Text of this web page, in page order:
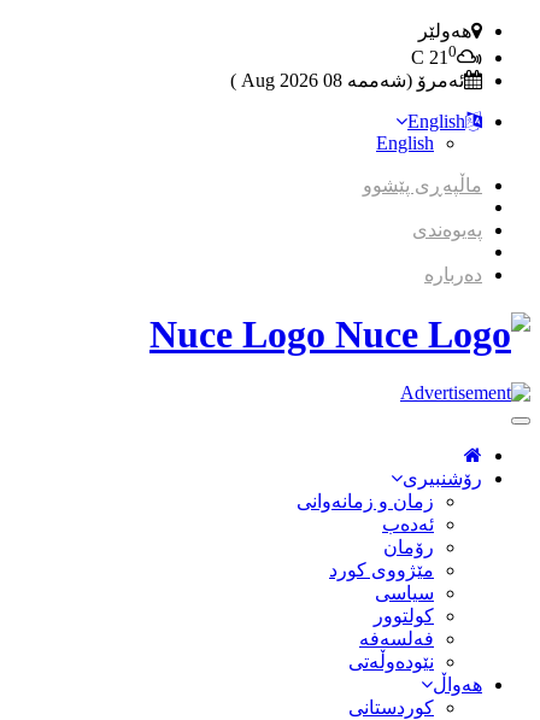
هەولێر
21 0
ئەمرۆ (شەممە 08 2026 Aug )
English
English
ماڵپەڕی پێشوو
پەیوەندی
دەربارە
Nuce Logo
Toggle
Navigation
رۆشنبیری
زمان و زمانه‌وانی
ئەدەب
رۆمان
مێژووى کورد
سیاسى
کولتوور
فەلسەفە
نێودەوڵەتی
هەواڵ
کوردستانی